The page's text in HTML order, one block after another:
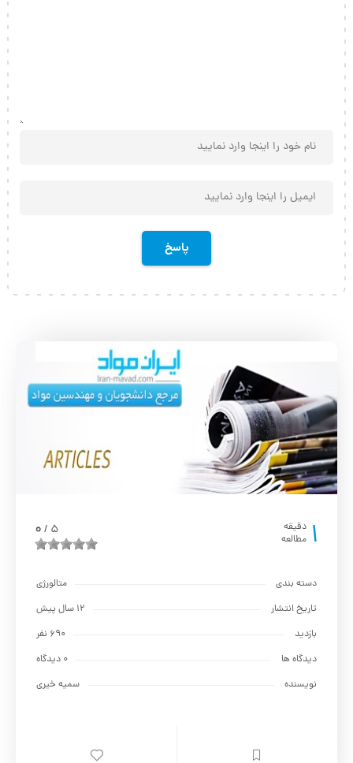
1 دقیقه
مطالعه
5
/
0
دسته بندی
متالورژي
تاریخ انتشار
12 سال پیش
بازدید
690 نفر
دیدگاه ها
0 دیدگاه
نویسنده
سمیه خیری